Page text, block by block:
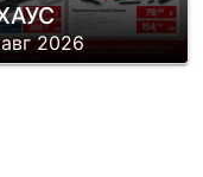
отдавна
2026